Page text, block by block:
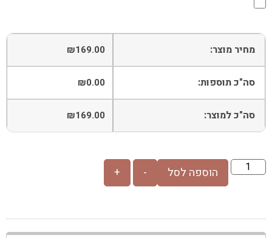
מחיר מוצר: ₪169.00
סה"כ תוספות: ₪0.00
סה"כ למוצר: ₪169.00
-
+ הוספה לסל